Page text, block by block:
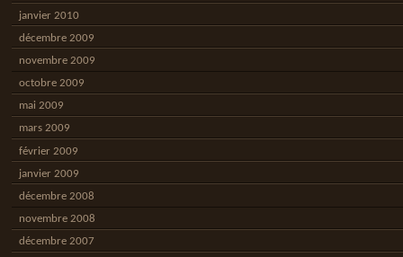
janvier 2010
décembre 2009
novembre 2009
octobre 2009
mai 2009
mars 2009
février 2009
janvier 2009
décembre 2008
novembre 2008
décembre 2007